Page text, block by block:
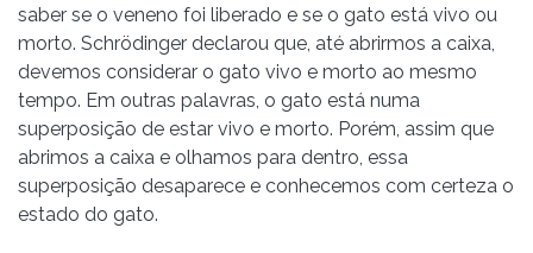
saber se o veneno foi liberado e se o gato está vivo ou
morto. Schrödinger declarou que, até abrirmos a caixa,
devemos considerar o gato vivo e morto ao mesmo
tempo. Em outras palavras, o gato está numa
superposição de estar vivo e morto. Porém, assim que
abrimos a caixa e olhamos para dentro, essa
superposição desaparece e conhecemos com certeza o
estado do gato.